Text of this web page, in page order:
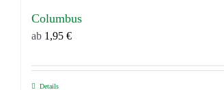
Columbus
ab 1,95 €
Details